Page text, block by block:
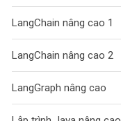
LangChain nâng cao 1
LangChain nâng cao 2
LangGraph nâng cao